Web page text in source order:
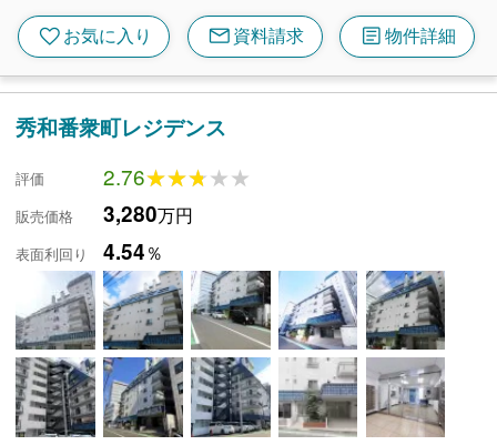
favoriteお気に入り mail資料請求 article物件詳細
秀和番衆町レジデンス
評価 2.76★★★★★
★★★★★
販売価格 3,280万円
表面利回り 4.54％